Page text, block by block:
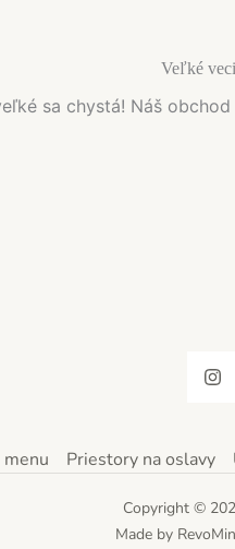
Veľké
sa chystá! Náš
Priestory na oslavy
Copyright ©
Made by